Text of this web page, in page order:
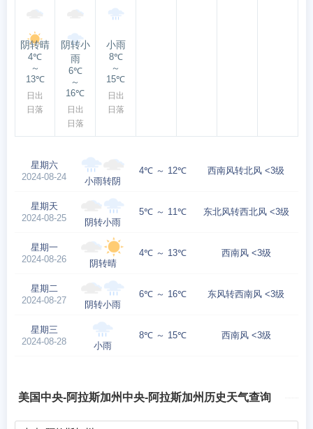
阴转晴
4℃
～
13℃
日出
日落
阴转小
雨
6℃
～
16℃
日出
日落
小雨
8℃
～
15℃
日出
日落
星期六
2024-08-24
小雨转阴
4℃ ～ 12℃ 西南风转北风 <3级
星期天
2024-08-25
阴转小雨
5℃ ～ 11℃ 东北风转西北风 <3级
星期一
2024-08-26
阴转晴
4℃ ～ 13℃ 西南风 <3级
星期二
2024-08-27
阴转小雨
6℃ ～ 16℃ 东风转西南风 <3级
星期三
2024-08-28
小雨
8℃ ～ 15℃ 西南风 <3级
美国中央-阿拉斯加州中央-阿拉斯加州历史天气查询